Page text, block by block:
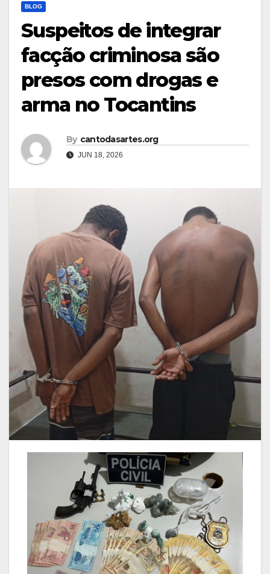
BLOG
Suspeitos de integrar
facção criminosa são
presos com drogas e
arma no Tocantins
By cantodasartes.org
JUN 18, 2026